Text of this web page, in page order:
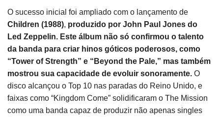
O sucesso inicial foi ampliado com o lançamento de
Children (1988), produzido por John Paul Jones do
Led Zeppelin. Este álbum não só confirmou o talento
da banda para criar hinos góticos poderosos, como
“Tower of Strength” e “Beyond the Pale,” mas também
mostrou sua capacidade de evoluir sonoramente. O
disco alcançou o Top 10 nas paradas do Reino Unido, e
faixas como “Kingdom Come” solidificaram o The Mission
como uma banda capaz de produzir não apenas singles